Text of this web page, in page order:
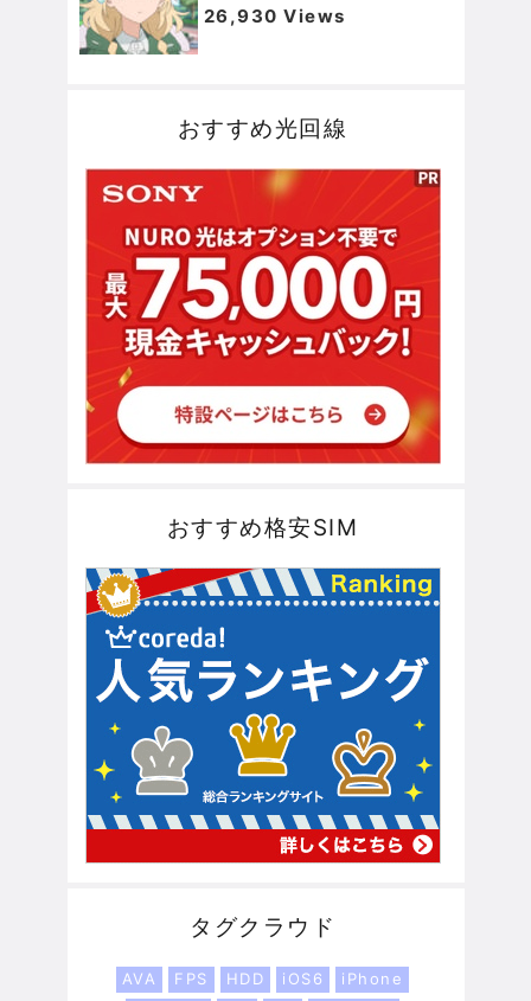
26,930 Views
おすすめ光回線
おすすめ格安SIM
タグクラウド
AVA FPS HDD iOS6
iPhone